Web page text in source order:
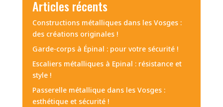
Articles récents
Constructions métalliques dans les Vosges :
des créations originales !
Garde-corps à Épinal : pour votre sécurité !
Escaliers métalliques à Epinal : résistance et
style !
Passerelle métallique dans les Vosges :
esthétique et sécurité !